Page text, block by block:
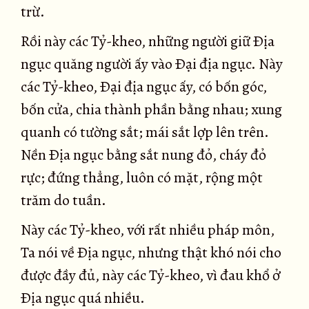
trừ.
Rồi này các Tỷ-kheo, những người giữ Ðịa
ngục quăng người ấy vào Ðại địa ngục. Này
các Tỷ-kheo, Ðại địa ngục ấy, có bốn góc,
bốn cửa, chia thành phần bằng nhau; xung
quanh có tường sắt; mái sắt lợp lên trên.
Nền Ðịa ngục bằng sắt nung đỏ, cháy đỏ
rực; đứng thẳng, luôn có mặt, rộng một
trăm do tuần.
Này các Tỷ-kheo, với rất nhiều pháp môn,
Ta nói về Ðịa ngục, nhưng thật khó nói cho
được đầy đủ, này các Tỷ-kheo, vì đau khổ ở
Ðịa ngục quá nhiều.